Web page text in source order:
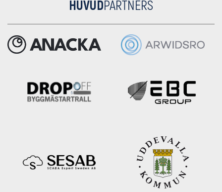
HUVUDPARTNERS